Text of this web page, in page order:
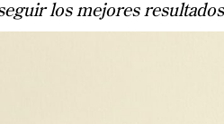
los mejores